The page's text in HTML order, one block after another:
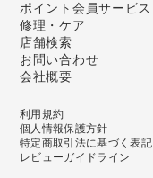
ポイント会員サービス
修理・ケア
店舗検索
お問い合わせ
会社概要
利用規約
個人情報保護方針
特定商取引法に基づく表記
レビューガイドライン